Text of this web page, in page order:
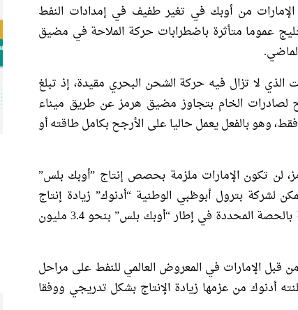
من أوبك في تغير طفيف في ​إمدادات النفط
عموما متأثرة باضطرابات حركة الملاحة في ⁠مضيق
الذي لا تزال فيه حركة الشحن البحري مقيدة، إذ تبلغ
لصادرات الخام بتجاوز مضيق هرمز عن طريق ميناء
مليون برميل يوميا فقط، وهو بالفعل يعمل حاليا على الأرجح بكامل طاقته أو
لن تكون الإمارات ملزمة بحصص إنتاج ​”أوبك بلس”
لشركة بترول أبوظبي الوطنية “أدنوك” زيادة إنتاج
النفط ‌إلى أكثر ⁠من 4.5 مليون برميل يوميا مقارنة بالحصة المحددة في إطار “أوبك بلس” بنحو 3.4 مليون
الإمارات في المعروض العالمي للنفط على مراحل
ما أعلنته أدنوك من عزمها ​زيادة الإنتاج بشكل تدريجي ​ووفقا